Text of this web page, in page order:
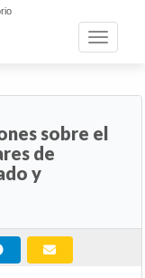
Toggle
sobre el
de
y